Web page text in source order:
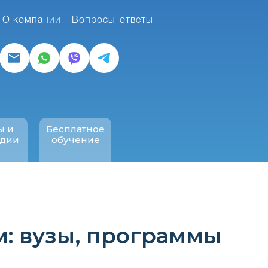
О компании Вопросы-ответы
и
Бесплатное
обучение
вузы, программы